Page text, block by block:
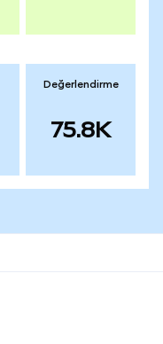
Değerlendirme
75.8K